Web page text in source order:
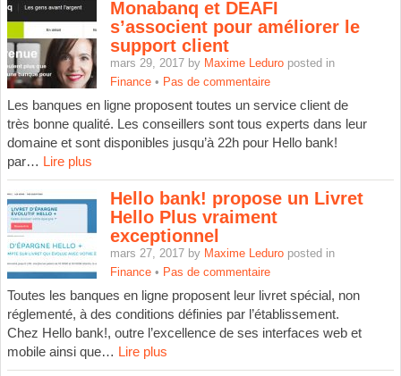
Monabanq et DEAFI
s’associent pour améliorer le
support client
mars 29, 2017 by Maxime Leduroposted in
Finance• Pas de commentaire
Les banques en ligne proposent toutes un service client de
très bonne qualité. Les conseillers sont tous experts dans leur
domaine et sont disponibles jusqu’à 22h pour Hello bank!
par… Lire plus
Hello bank! propose un Livret
Hello Plus vraiment
exceptionnel
mars 27, 2017 by Maxime Leduroposted in
Finance• Pas de commentaire
Toutes les banques en ligne proposent leur livret spécial, non
réglementé, à des conditions définies par l’établissement.
Chez Hello bank!, outre l’excellence de ses interfaces web et
mobile ainsi que… Lire plus